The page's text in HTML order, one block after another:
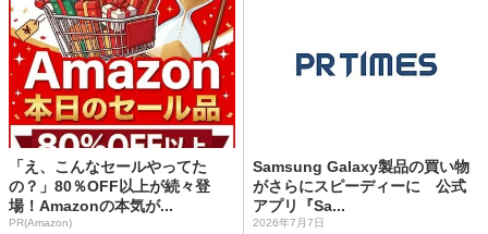
「え、こんなセールやってた
の？」80％OFF以上が続々登
場！Amazonの本気が...
PR(Amazon)
Samsung Galaxy製品の買い物
がさらにスピーディーに 公式
アプリ『Sa...
2026年7月7日